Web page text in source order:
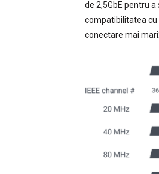
de 2,5GbE pentru
compatibilitatea cu
conectare mai